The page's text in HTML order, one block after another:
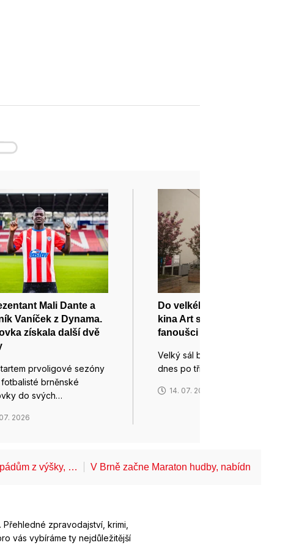
Mali Dante a
Vaníček z Dynama.
získala další dvě
prvoligové sezóny
brněnské
do svých…
2026
Do velkého sálu brněnského
kina Art se dnes vrátí filmoví
fanoušci
Velký sál brněnského kina Art se
dnes po tříměsíční rekonstrukci…
14. 07. 2026
z výšky, … V Brně začne Maraton hudby, nabídne
zpravodajství, krimi,
vás vybíráme ty nejdůležitější